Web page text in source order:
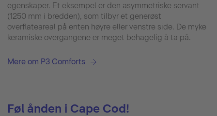
egenskaper. Et eksempel er den asymmetriske servant
(1250 mm i bredden), som tilbyr et generøst
overflateareal på enten høyre eller venstre side. De myke
keramiske overgangene er meget behagelig å ta på.
Mere om P3 Comforts
Føl ånden i Cape Cod!